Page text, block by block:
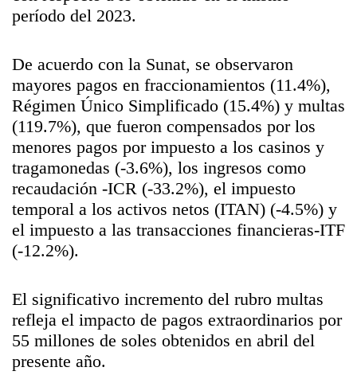
período del 2023.
De acuerdo con la Sunat, se observaron
mayores pagos en fraccionamientos (11.4%),
Régimen Único Simplificado (15.4%) y multas
(119.7%), que fueron compensados por los
menores pagos por impuesto a los casinos y
tragamonedas (-3.6%), los ingresos como
recaudación -ICR (-33.2%), el impuesto
temporal a los activos netos (ITAN) (-4.5%) y
el impuesto a las transacciones financieras-ITF
(-12.2%).
El significativo incremento del rubro multas
refleja el impacto de pagos extraordinarios por
55 millones de soles obtenidos en abril del
presente año.